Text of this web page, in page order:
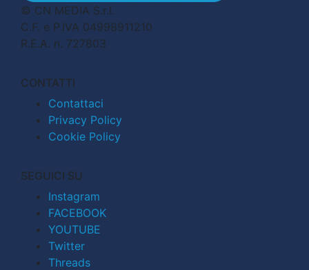
© CN MEDIA S.r.l.
C.F. e P.IVA 04998911210
R.E.A. n. 727803
CONTATTI
Contattaci
Privacy Policy
Cookie Policy
SEGUICI SU
Instagram
FACEBOOK
YOUTUBE
Twitter
Threads